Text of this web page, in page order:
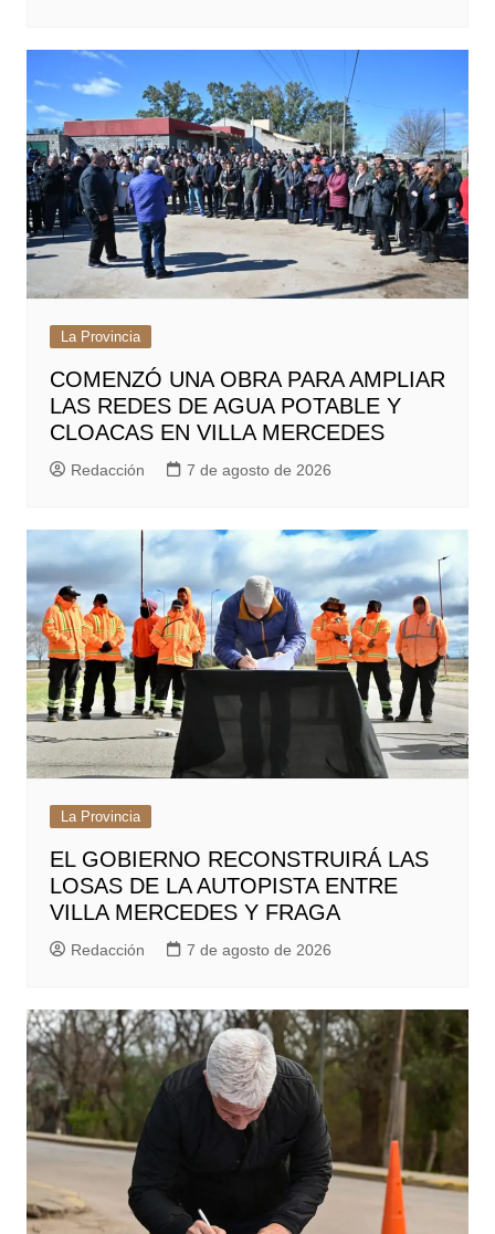
La Provincia
COMENZÓ UNA OBRA PARA AMPLIAR
LAS REDES DE AGUA POTABLE Y
CLOACAS EN VILLA MERCEDES
Redacción 7 de agosto de 2026
La Provincia
EL GOBIERNO RECONSTRUIRÁ LAS
LOSAS DE LA AUTOPISTA ENTRE
VILLA MERCEDES Y FRAGA
Redacción 7 de agosto de 2026